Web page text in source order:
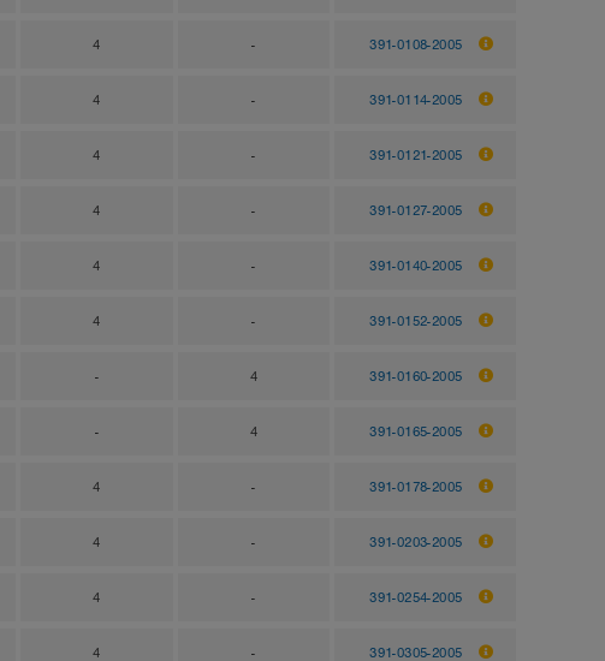
4 - 391-0108-2005
4 - 391-0114-2005
4 - 391-0121-2005
4 - 391-0127-2005
4 - 391-0140-2005
4 - 391-0152-2005
- 4 391-0160-2005
- 4 391-0165-2005
4 - 391-0178-2005
4 - 391-0203-2005
4 - 391-0254-2005
4 - 391-0305-2005